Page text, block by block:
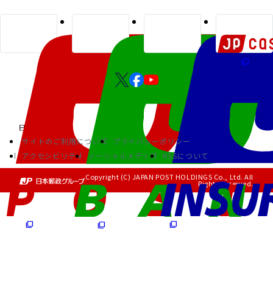
サイトのご利用について
プライバシーポリシー
アクセシビリティ
ソーシャルメディア RSSについて
Copyright (C) JAPAN POST HOLDINGS Co., Ltd. All
Rights Reserved.